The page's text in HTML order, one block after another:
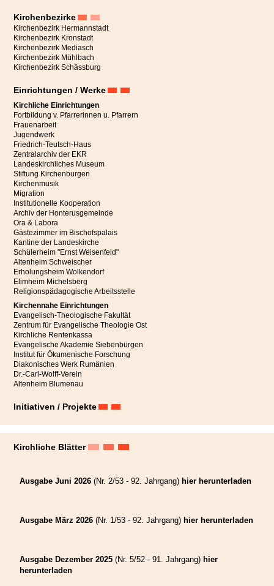
Kirchenbezirke
Kirchenbezirk Hermannstadt
Kirchenbezirk Kronstadt
Kirchenbezirk Mediasch
Kirchenbezirk Mühlbach
Kirchenbezirk Schässburg
Einrichtungen / Werke
Kirchliche Einrichtungen
Fortbildung v. Pfarrerinnen u. Pfarrern
Frauenarbeit
Jugendwerk
Friedrich-Teutsch-Haus
Zentralarchiv der EKR
Landeskirchliches Museum
Stiftung Kirchenburgen
Kirchenmusik
Migration
Institutionelle Kooperation
Archiv der Honterusgemeinde
Ora & Labora
Gästezimmer im Bischofspalais
Kantine der Landeskirche
Schülerheim "Ernst Weisenfeld"
Altenheim Schweischer
Erholungsheim Wolkendorf
Elimheim Michelsberg
Religionspädagogische Arbeitsstelle
Kirchennahe Einrichtungen
Evangelisch-Theologische Fakultät
Zentrum für Evangelische Theologie Ost
Kirchliche Rentenkassa
Evangelische Akademie Siebenbürgen
Institut für Ökumenische Forschung
Diakonisches Werk Rumänien
Dr.-Carl-Wolff-Verein
Altenheim Blumenau
Initiativen / Projekte
Kirchliche Blätter
Ausgabe Juni 2026 (Nr. 2/53 - 92. Jahrgang) hier herunterladen
Ausgabe März 2026 (Nr. 1/53 - 92. Jahrgang) hier herunterladen
Ausgabe Dezember 2025 (Nr. 5/52 - 91. Jahrgang) hier
herunterladen